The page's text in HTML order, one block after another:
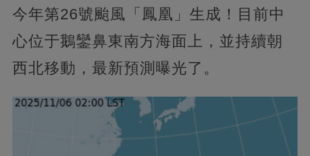
今年第26號颱風「鳳凰」生成！目前中
心位于鵝鑾鼻東南方海面上，並持續朝
西北移動，最新預測曝光了。